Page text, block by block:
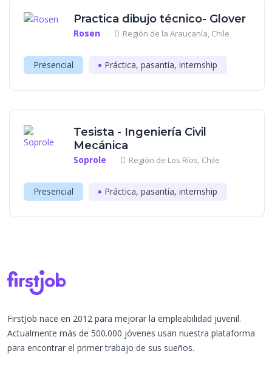
Practica dibujo técnico- Glover
Rosen Región de la Araucanía, Chile
Presencial Práctica, pasantía, internship
Tesista - Ingeniería Civil
Mecánica
Soprole Región de Los Ríos, Chile
Presencial Práctica, pasantía, internship
FirstJob nace en 2012 para mejorar la empleabilidad juvenil.
Actualmente más de 500.000 jóvenes usan nuestra plataforma
para encontrar el primer trabajo de sus sueños.